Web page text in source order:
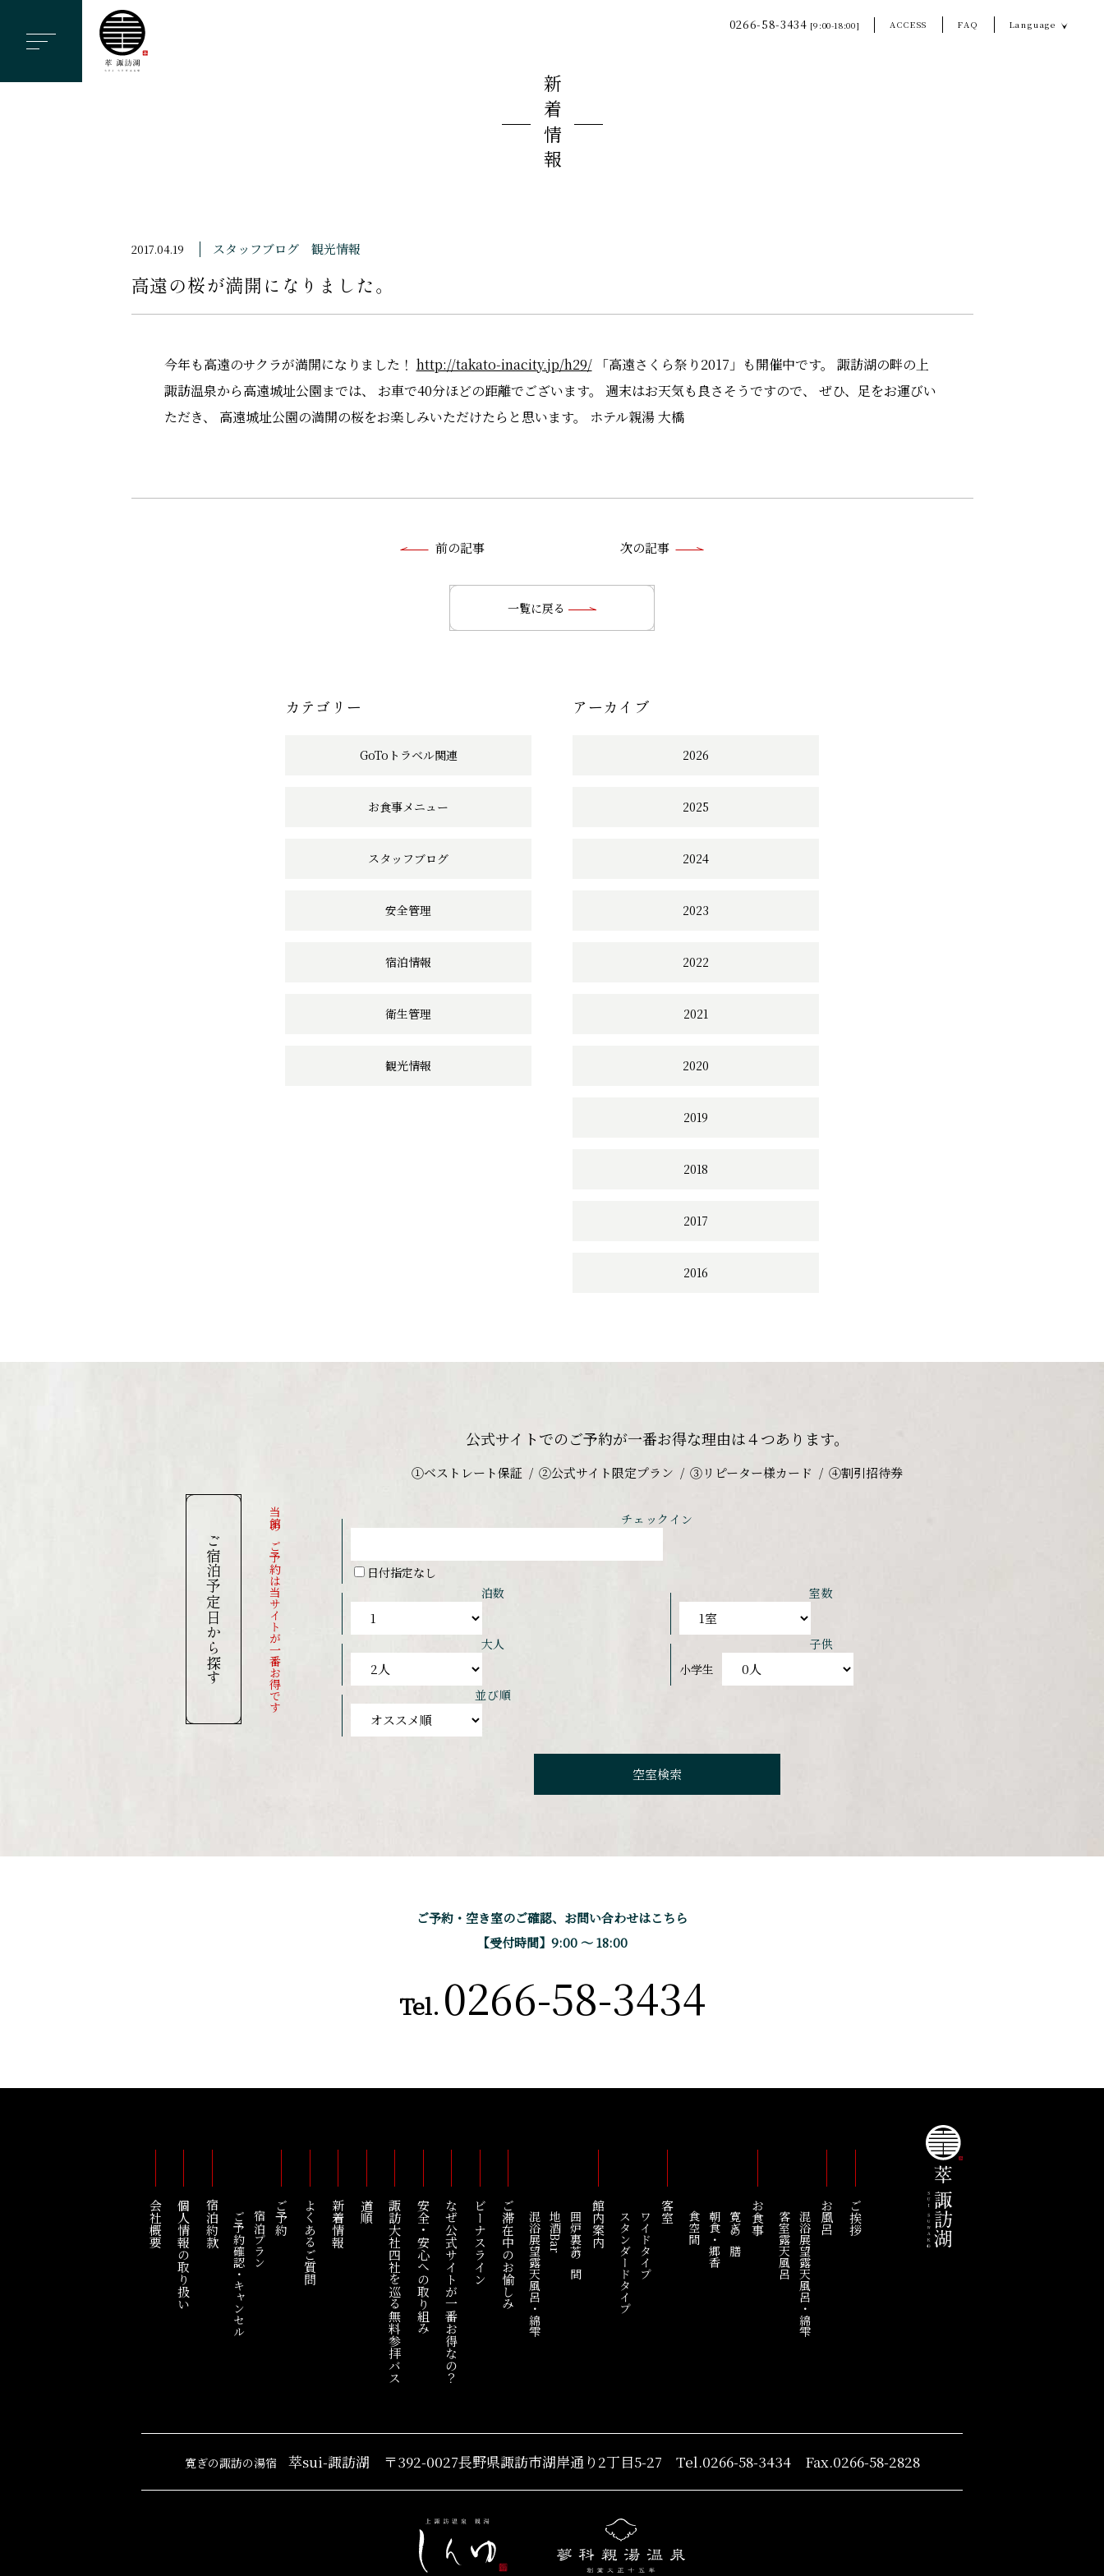
ー
0266-58-3434 [9:00-18:00] ACCESS FAQ Language
新着情報
高遠の桜が満開になりました。
2017.04.19 スタッフブログ 観光情報
今年も高遠のサクラが満開になりました！ http://takato-inacity.jp/h29/「高遠さくら祭り2017」も開催中です。 諏訪湖の畔の上
諏訪温泉から高遠城址公園までは、 お車で40分ほどの距離でございます。 週末はお天気も良さそうですので、 ぜひ、足をお運びい
ただき、 高遠城址公園の満開の桜をお楽しみいただけたらと思います。 ホテル親湯 大橋
の
ン
ク
前の記事 次の記事
一覧に戻る
カテゴリー
GoToトラベル関連
お食事メニュー
スタッフブログ
安全管理
宿泊情報
衛生管理
観光情報
アーカイブ
2026
2025
2024
2023
2022
2021
2020
2019
2018
2017
2016
ご宿泊予定日から探す 当館のご予約は当サイトが一番お得です
公式サイトでのご予約が一番お得な理由は４つあります。
①ベストレート保証 ②公式サイト限定プラン ③リピーター様カード ④割引招待券
チェックイン
日付指定なし
泊数
室数
大人
子供
小学生
並び順
ご予約・空き室のご確認、 お問い合わせはこちら
【受付時間】9:00 〜 18:00
Tel. 0266-58-3434
ご挨拶
お風呂
混浴展望露天風呂・綿雫
客室露天風呂
お食事
寛ぎの膳
朝食・郷香
食空間
客室
ワイドタイプ
スタンダードタイプ
館内案内
囲炉裏茶の間
地酒Bar
混浴展望露天風呂・綿雫
ご滞在中のお愉しみ
ビーナスライン
なぜ公式サイトが一番お得なの？
安全・安心への取り組み
諏訪大社四社を巡る
無料参拝バス
道順
新着情報
よくあるご質問
ご予約
宿泊プラン
ご予約確認・キャンセル
宿泊約款
個人情報の取り扱い
会社概要
寛ぎの諏訪の湯宿 萃sui-諏訪湖 〒392-0027長野県諏訪市湖岸通り2丁目5-27 Tel.0266-58-3434 Fax.0266-58-2828